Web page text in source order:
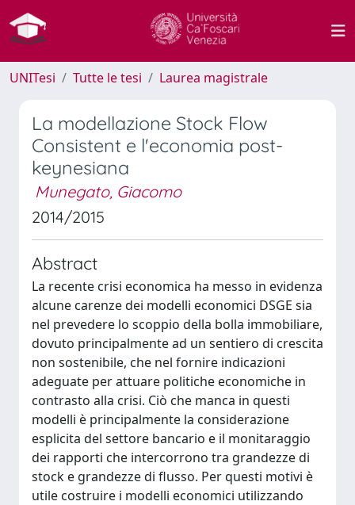
UNITesi Tutte le tesi Laurea magistrale
La modellazione Stock Flow
Consistent e l'economia post-
keynesiana
Munegato, Giacomo
2014/2015
Abstract
La recente crisi economica ha messo in evidenza
alcune carenze dei modelli economici DSGE sia
nel prevedere lo scoppio della bolla immobiliare,
dovuto principalmente ad un sentiero di crescita
non sostenibile, che nel fornire indicazioni
adeguate per attuare politiche economiche in
contrasto alla crisi. Ciò che manca in questi
modelli è principalmente la considerazione
esplicita del settore bancario e il monitaraggio
dei rapporti che intercorrono tra grandezze di
stock e grandezze di flusso. Per questi motivi è
utile costruire i modelli economici utilizzando